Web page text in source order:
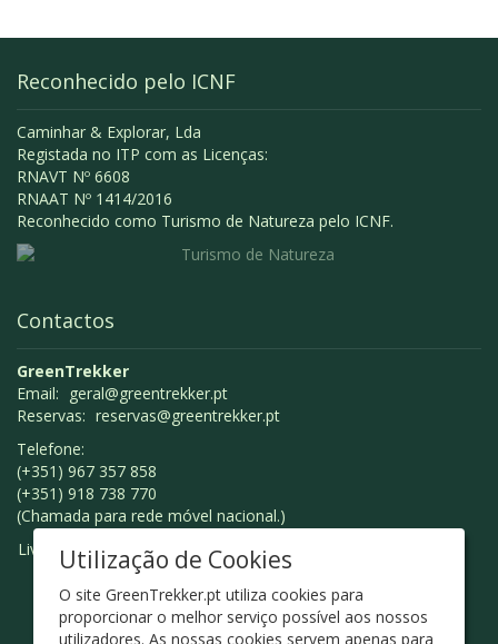
Reconhecido pelo ICNF
Caminhar & Explorar, Lda
Registada no ITP com as Licenças:
RNAVT Nº 6608
RNAAT Nº 1414/2016
Reconhecido como Turismo de Natureza pelo ICNF.
Contactos
GreenTrekker
Email: geral@greentrekker.pt
Reservas: reservas@greentrekker.pt
Telefone:
(+351) 967 357 858
(+351) 918 738 770
(Chamada para rede móvel nacional.)
Livro de Reclamações
Utilização de Cookies
O site GreenTrekker.pt utiliza cookies para
proporcionar o melhor serviço possível aos nossos
utilizadores. As nossas cookies servem apenas para